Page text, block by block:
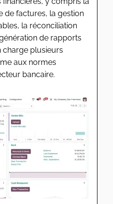
de factures, la gestion
la réconciliation
de rapports
charge plusieurs
aux normes
bancaire.